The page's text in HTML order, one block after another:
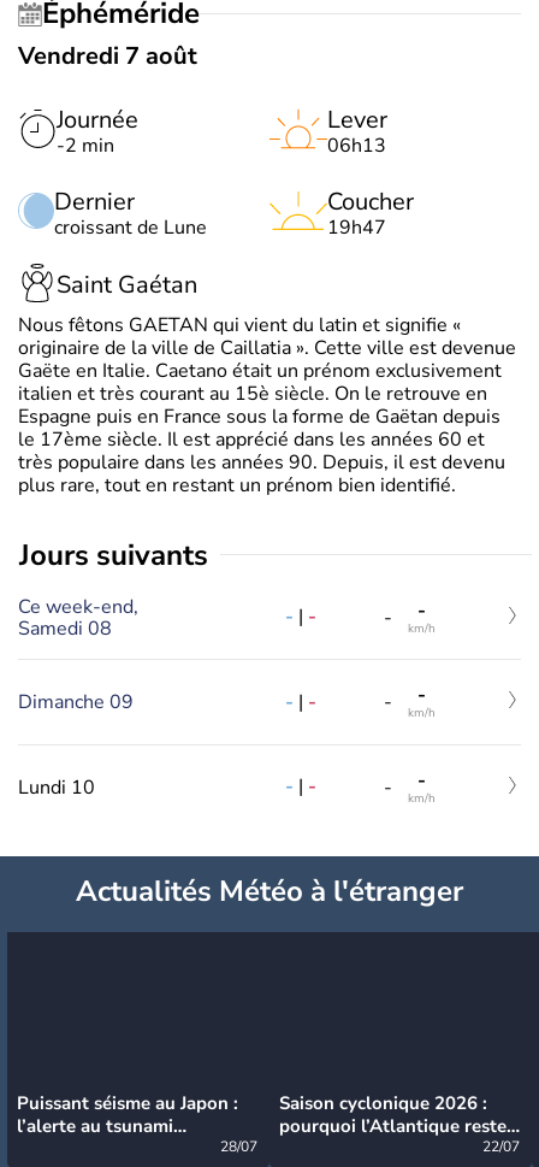
Éphéméride
Vendredi 7 août
Journée
-2 min
Dernier
croissant de Lune
Lever
06h13
Coucher
19h47
Saint Gaétan
Nous fêtons GAETAN qui vient du latin et signifie «
originaire de la ville de Caillatia ». Cette ville est devenue
Gaëte en Italie. Caetano était un prénom exclusivement
italien et très courant au 15è siècle. On le retrouve en
Espagne puis en France sous la forme de Gaëtan depuis
le 17ème siècle. Il est apprécié dans les années 60 et
très populaire dans les années 90. Depuis, il est devenu
plus rare, tout en restant un prénom bien identifié.
jours suivants
Ce week-end,
Samedi 08
- | - - -
km/h
Dimanche 09 - | - - -
km/h
Lundi 10 - | - - -
km/h
Actualités Météo à l'étranger
Puissant séisme au Japon :
l’alerte au tsunami
28/07
Saison cyclonique 2026 :
pourquoi l’Atlantique reste
22/07